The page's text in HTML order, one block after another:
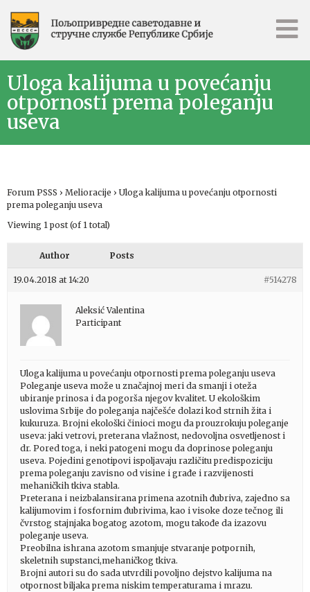
Uloga kalijuma u povećanju
otpornosti prema poleganju
useva
Forum PSSS › Melioracije › Uloga kalijuma u povećanju otpornosti
prema poleganju useva
Viewing 1 post (of 1 total)
Author Posts
19.04.2018 at 14:20 #514278
Aleksić Valentina
Participant
Uloga kalijuma u povećanju otpornosti prema poleganju useva
Poleganje useva može u značajnoj meri da smanji i oteža
ubiranje prinosa i da pogorša njegov kvalitet. U ekološkim
uslovima Srbije do poleganja najčešće dolazi kod strnih žita i
kukuruza. Brojni ekološki činioci mogu da prouzrokuju poleganje
useva: jaki vetrovi, preterana vlažnost, nedovoljna osvetljenost i
dr. Pored toga, i neki patogeni mogu da doprinose poleganju
useva. Pojedini genotipovi ispoljavaju različitu predispoziciju
prema poleganju zavisno od visine i građe i razvijenosti
mehaničkih tkiva stabla.
Preterana i neizbalansirana primena azotnih đubriva, zajedno sa
kalijumovim i fosfornim đubrivima, kao i visoke doze tečnog ili
čvrstog stajnjaka bogatog azotom, mogu takođe da izazovu
poleganje useva.
Preobilna ishrana azotom smanjuje stvaranje potpornih,
skeletnih supstanci,mehaničkog tkiva.
Brojni autori su do sada utvrdili povoljno dejstvo kalijuma na
otpornost biljaka prema niskim temperaturama i mrazu.